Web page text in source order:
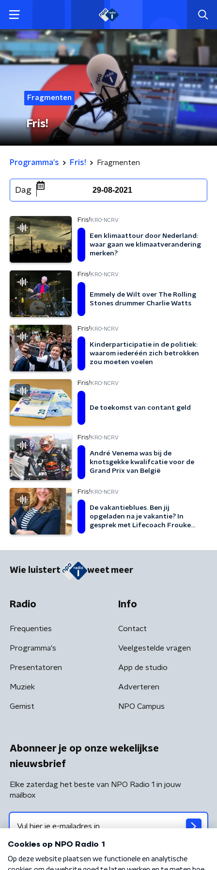
Fragmenten
Fris!
Programma's Fris! Fragmenten
Dag 29-08-2021
Fris! KRO-NCRV
Een klimaattour door Nederland:
waar gaan we klimaatverandering
merken?
Fris! KRO-NCRV
Emmely de Wilt over The Rolling
Stones drummer Charlie Watts
Fris! KRO-NCRV
Kinderparticipatie in de politiek:
waarom iederéén zich betrokken
zou moeten voelen
Fris! KRO-NCRV
De toekomst van contant geld
Fris! KRO-NCRV
André Venema was bij de
knotsgekke kwalifcatie voor de
Grand Prix van België
Fris! KRO-NCRV
De vakantieblues. Ben jij
opgeladen na je vakantie? In
gesprek met Lifecoach Frouke
Wie luistert weet meer
Radio
Frequenties
Programma's
Presentatoren
Muziek
Gemist
Info
Contact
Veelgestelde vragen
App de studio
Adverteren
NPO Campus
Abonneer je op onze wekelijkse
nieuwsbrief
Elke zaterdag het beste van NPO Radio 1 in jouw
mailbox